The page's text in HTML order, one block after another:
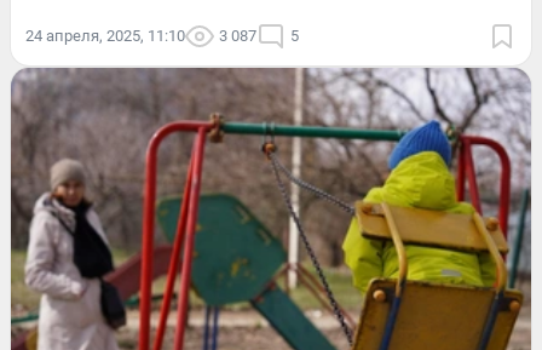
24 апреля, 2025, 11:10 3 087 5